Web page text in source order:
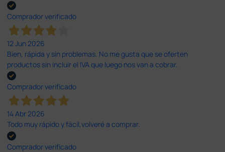
Comprador verificado
12 Jun 2026
Bien, rápida y sin problemas. No me gusta que se oferten
productos sin incluir el IVA que luego nos van a cobrar.
Comprador verificado
14 Abr 2026
Todo muy rápido y fácil,volveré a comprar.
Comprador verificado